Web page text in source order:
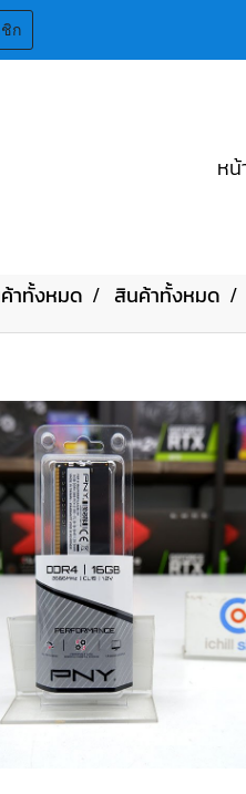
ก
ห
าทั้งหมด สินค้าทั้งหมด